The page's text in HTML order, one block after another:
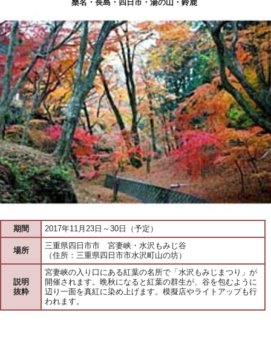
桑名・長島・四日市・湯の山・鈴鹿
期間 2017年11月23日～30日（予定）
場所
三重県四日市市 宮妻峡・水沢もみじ谷
（住所：三重県四日市市水沢町山の坊）
説明
抜粋
宮妻峡の入り口にある紅葉の名所で「水沢もみじまつり」が
開催されます。晩秋になると紅葉の群生が、谷を包むように
辺り一面を真紅に染め上げます。模擬店やライトアップも行
われます。